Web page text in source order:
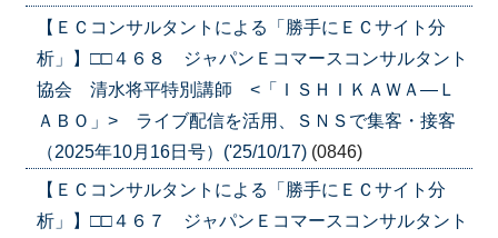
【ＥＣコンサルタントによる「勝手にＥＣサイト分
析」】□□４６８ ジャパンＥコマースコンサルタント
協会 清水将平特別講師 <「ＩＳＨＩＫＡＷＡ―Ｌ
ＡＢＯ」> ライブ配信を活用、ＳＮＳで集客・接客
（2025年10月16日号）('25/10/17) (0846)
【ＥＣコンサルタントによる「勝手にＥＣサイト分
析」】□□４６７ ジャパンＥコマースコンサルタント